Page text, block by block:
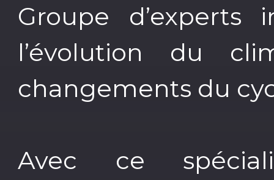
Groupe d’experts
l’évolution du
changements du
Avec ce